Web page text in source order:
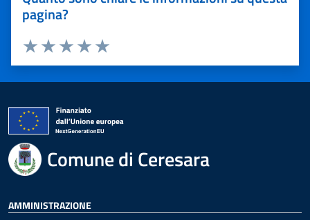
pagina?
Valuta 5 stelle su 5
Valuta 4 stelle su 5
Valuta 3 stelle su 5
Valuta 2 stelle su 5
Valuta 1 stelle su 5
Comune di Ceresara
AMMINISTRAZIONE